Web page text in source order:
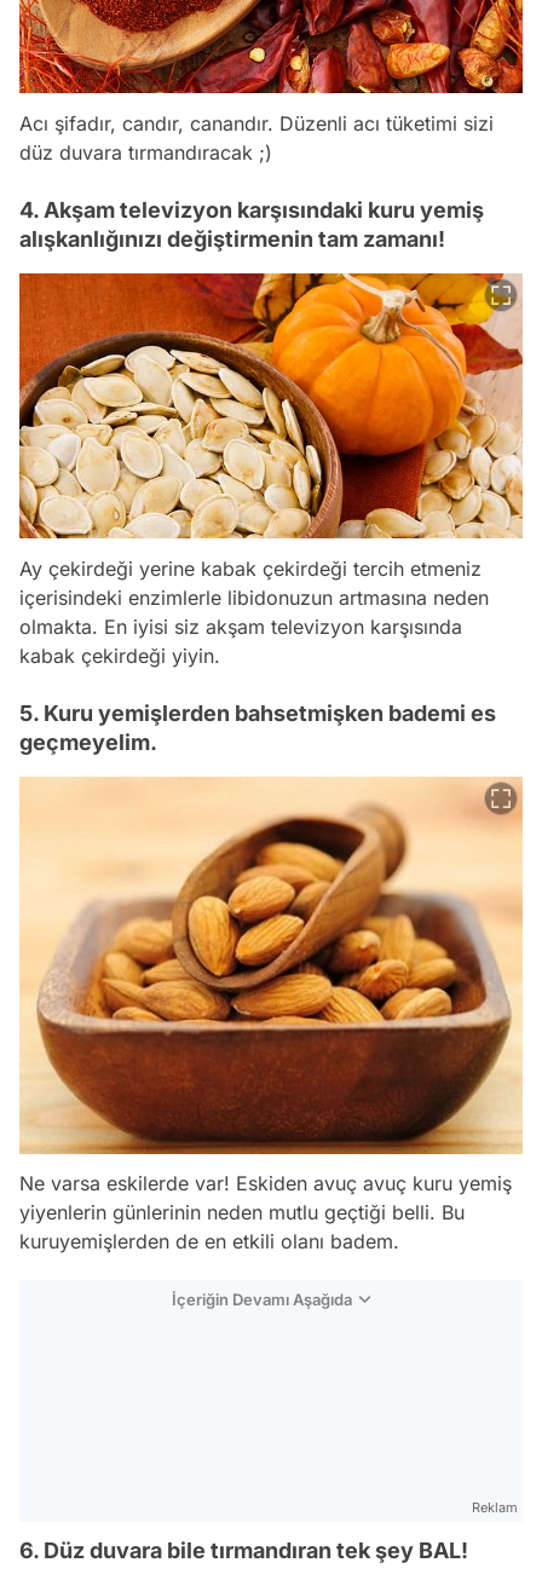
Acı şifadır, candır, canandır. Düzenli acı tüketimi sizi
düz duvara tırmandıracak ;)
4. Akşam televizyon karşısındaki kuru yemiş
alışkanlığınızı değiştirmenin tam zamanı!
Ay çekirdeği yerine kabak çekirdeği tercih etmeniz
içerisindeki enzimlerle libidonuzun artmasına neden
olmakta. En iyisi siz akşam televizyon karşısında
kabak çekirdeği yiyin.
5. Kuru yemişlerden bahsetmişken bademi es
geçmeyelim.
Ne varsa eskilerde var! Eskiden avuç avuç kuru yemiş
yiyenlerin günlerinin neden mutlu geçtiği belli. Bu
kuruyemişlerden de en etkili olanı badem.
İçeriğin Devamı Aşağıda
Reklam
6. Düz duvara bile tırmandıran tek şey BAL!